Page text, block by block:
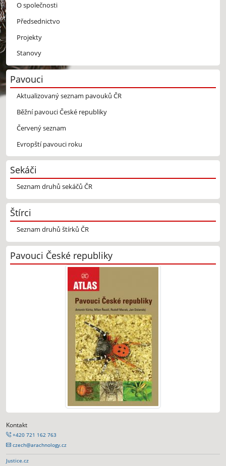
O společnosti
Předsednictvo
Projekty
Stanovy
Pavouci
Aktualizovaný seznam pavouků ČR
Běžní pavouci České republiky
Červený seznam
Evropští pavouci roku
Sekáči
Seznam druhů sekáčů ČR
Štírci
Seznam druhů štírků ČR
Pavouci České republiky
Kontakt
+420 721 162 763
czech@arachnology.cz
Justice.cz